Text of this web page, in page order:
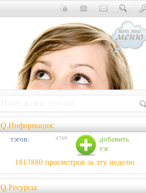
Q.Информация:
добавить
тэг
тэгов: 4769
1813880 просмотров за эту неделю
Q.Ресурсы: